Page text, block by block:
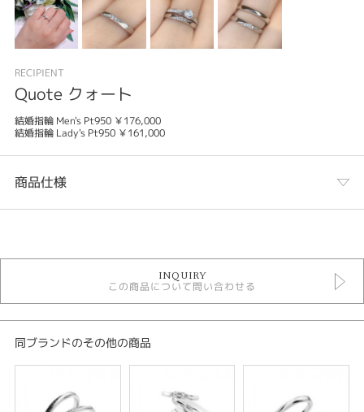
RECIPIENT
Quote クォート
結婚指輪 Men's Pt950 ￥176,000
結婚指輪 Lady's Pt950 ￥161,000
商品仕様
結婚指輪
RECIPIENT ＞ 結婚指輪
テイスト
INQUIRY
この商品について問い合わせる
同ブランドのその他の商品